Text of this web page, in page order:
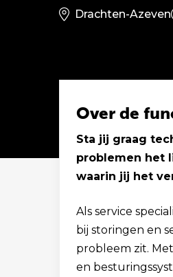
Drachten-Azeven
Solliciteer
Over de
Sta jij graag
problemen het
waarin jij het
Als service
bij storingen en
probleem zit.
en